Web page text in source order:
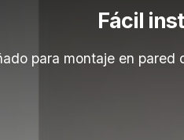
Fácil
para montaje en pared